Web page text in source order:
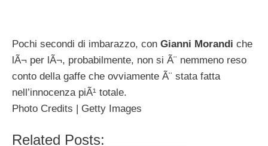
Pochi secondi di imbarazzo, con Gianni Morandi che
lÃ¬ per lÃ¬, probabilmente, non si Ã¨ nemmeno reso
conto della gaffe che ovviamente Ã¨ stata fatta
nell’innocenza piÃ¹ totale.
Photo Credits | Getty Images
Related Posts: